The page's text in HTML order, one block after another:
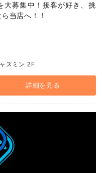
大募集中！接客が好き、挑
当店へ！！
スミン 2F
詳細を見る